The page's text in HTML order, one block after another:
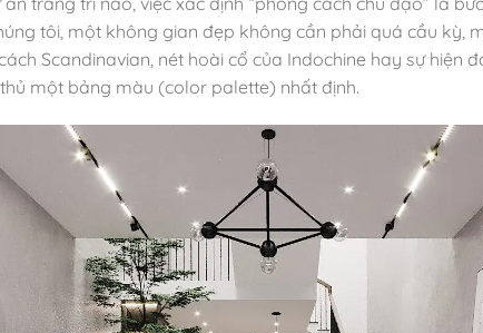
tôi, một không gian đẹp không cần phải quá cầu kỳ,
Scandinavian, nét hoài cổ của Indochine hay sự hiện
một bảng màu (color palette) nhất định.